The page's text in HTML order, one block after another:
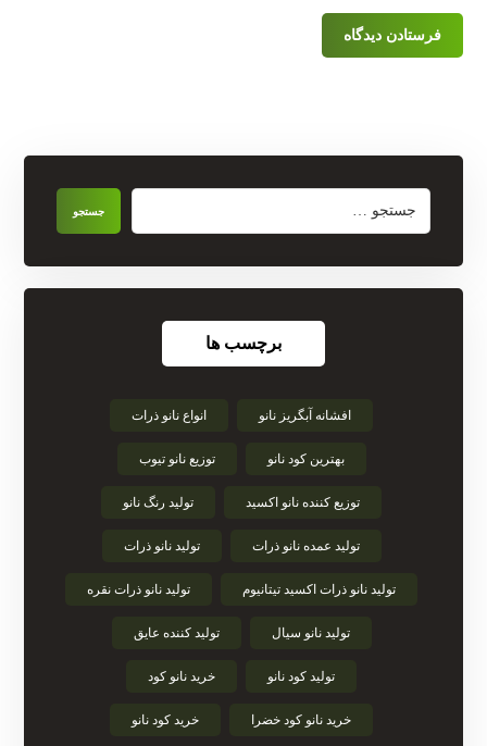
برچسب ها
افشانه آبگریز نانو انواع نانو ذرات
بهترین کود نانو توزیع نانو تیوب
توزیع کننده نانو اکسید تولید رنگ نانو
تولید عمده نانو ذرات تولید نانو ذرات
تولید نانو ذرات اکسید تیتانیوم تولید نانو ذرات نقره
تولید نانو سیال تولید کننده عایق
تولید کود نانو خرید نانو کود
خرید نانو کود خضرا خرید کود نانو